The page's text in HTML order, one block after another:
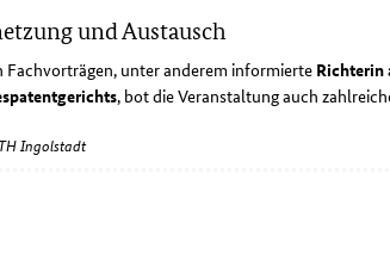
und Austausch
Fachvorträgen, unter anderem informierteRichterin
, bot die Veranstaltung auch
Ingolstadt